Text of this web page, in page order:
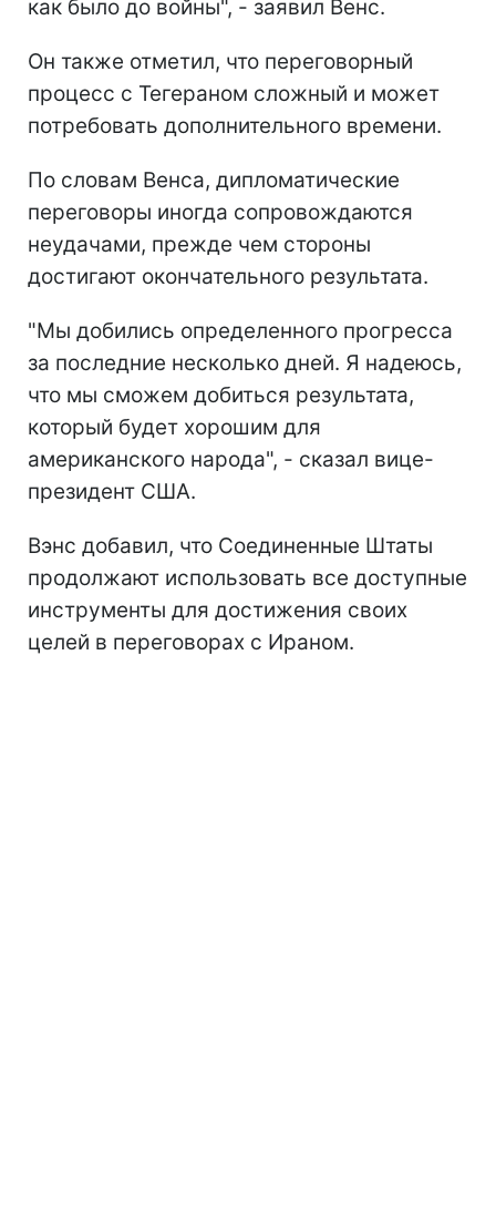
как было до войны", - заявил Венс.
Он также отметил, что переговорный
процесс с Тегераном сложный и может
потребовать дополнительного времени.
По словам Венса, дипломатические
переговоры иногда сопровождаются
неудачами, прежде чем стороны
достигают окончательного результата.
"Мы добились определенного прогресса
за последние несколько дней. Я надеюсь,
что мы сможем добиться результата,
который будет хорошим для
американского народа", - сказал вице-
президент США.
Вэнс добавил, что Соединенные Штаты
продолжают использовать все доступные
инструменты для достижения своих
целей в переговорах с Ираном.